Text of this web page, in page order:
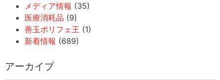
メディア情報 (35)
医療消耗品 (9)
善玉ポリフェ王 (1)
新着情報 (689)
アーカイブ